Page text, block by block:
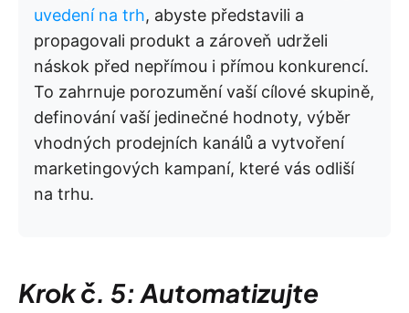
uvedení na trh, abyste představili a
propagovali produkt a zároveň udrželi
náskok před nepřímou i přímou konkurencí.
To zahrnuje porozumění vaší cílové skupině,
definování vaší jedinečné hodnoty, výběr
vhodných prodejních kanálů a vytvoření
marketingových kampaní, které vás odliší
na trhu.
Krok č. 5: Automatizujte